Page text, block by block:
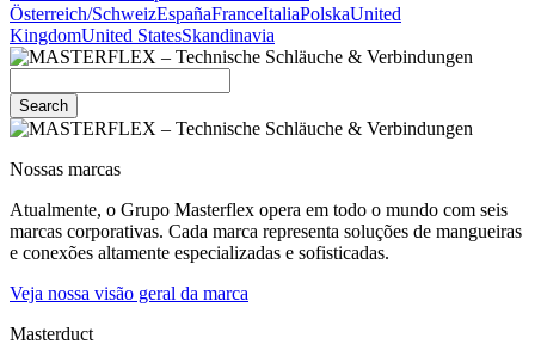
Österreich/SchweizEspañaFranceItaliaPolskaUnited
KingdomUnited StatesSkandinavia
Search
Nossas marcas
Atualmente, o Grupo Masterflex opera em todo o mundo com seis
marcas corporativas. Cada marca representa soluções de mangueiras
e conexões altamente especializadas e sofisticadas.
Veja nossa visão geral da marca
Masterduct